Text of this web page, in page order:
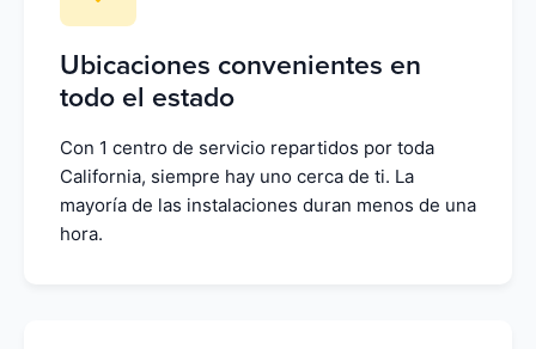
Ubicaciones convenientes en
todo el estado
Con 1 centro de servicio repartidos por toda
California, siempre hay uno cerca de ti. La
mayoría de las instalaciones duran menos de una
hora.